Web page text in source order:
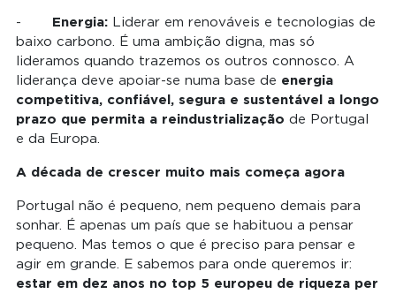
-
Energia: Liderar em renováveis e tecnologias de
baixo carbono. É uma ambição digna, mas só
lideramos quando trazemos os outros connosco. A
liderança deve apoiar-se numa base de energia
competitiva, confiável, segura e sustentável a longo
prazo que permita a reindustrialização de Portugal
e da Europa.
A década de crescer muito mais começa agora
Portugal não é pequeno, nem pequeno demais para
sonhar. É apenas um país que se habituou a pensar
pequeno. Mas temos o que é preciso para pensar e
agir em grande. E sabemos para onde queremos ir:
estar em dez anos no top 5 europeu de riqueza per